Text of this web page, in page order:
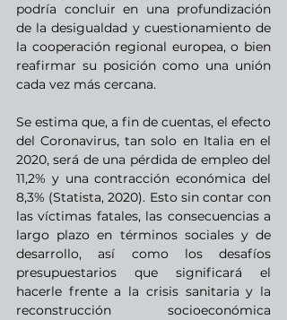
podría concluir en una profundización
de la desigualdad y cuestionamiento de
la cooperación regional europea, o bien
reafirmar su posición como una unión
cada vez más cercana.
Se estima que, a fin de cuentas, el efecto
del Coronavirus, tan solo en Italia en el
2020, será de una pérdida de empleo del
11,2% y una contracción económica del
8,3% (Statista, 2020). Esto sin contar con
las víctimas fatales, las consecuencias a
largo plazo en términos sociales y de
desarrollo, así como los desafíos
presupuestarios que significará el
hacerle frente a la crisis sanitaria y la
reconstrucción socioeconómica